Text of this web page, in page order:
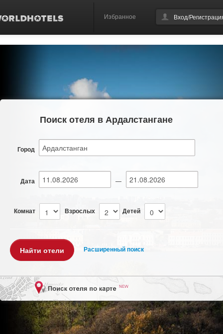
Избранное Вход/
Поиск отеля в Ардалстангане
Город
Дата —
Комнат Взрослых Детей
Расширенный поиск